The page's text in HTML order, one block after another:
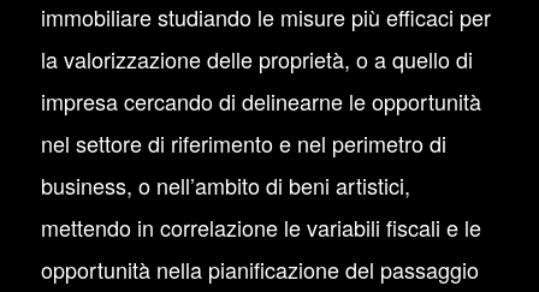
immobiliare studiando le misure più efficaci per
la valorizzazione delle proprietà, o a quello di
impresa cercando di delinearne le opportunità
nel settore di riferimento e nel perimetro di
business, o nell’ambito di beni artistici,
mettendo in correlazione le variabili fiscali e le
opportunità nella pianificazione del passaggio